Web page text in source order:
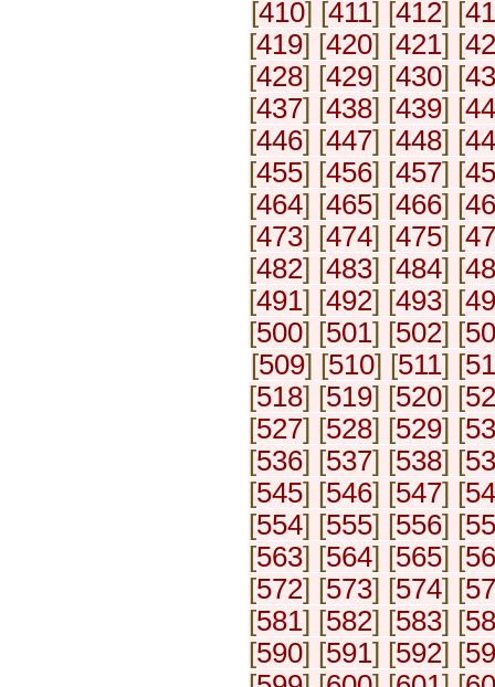
[410] [411] [412] [
[419] [420] [421] [
[428] [429] [430] [
[437] [438] [439] [
[446] [447] [448] [
[455] [456] [457] [
[464] [465] [466] [
[473] [474] [475] [
[482] [483] [484] [
[491] [492] [493] [
[500] [501] [502] [
[509] [510] [511] [
[518] [519] [520] [
[527] [528] [529] [
[536] [537] [538] [
[545] [546] [547] [
[554] [555] [556] [
[563] [564] [565] [
[572] [573] [574] [
[581] [582] [583] [
[590] [591] [592] [